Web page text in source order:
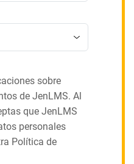
sobre
de JenLMS. Al
que JenLMS
personales
Política de